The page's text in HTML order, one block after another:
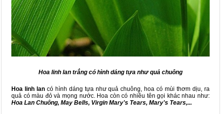
Hoa linh lan trắng có hình dáng tựa như quả chuông
Hoa linh lancó hình dáng tựa như quả chuông, hoa có mùi thơm dịu, ra
quả có màu đỏ và mọng nước. Hoa còn có nhiều tên gọi khác nhau như:
Hoa Lan Chuông, May Bells, Virgin Mary's Tears, Mary's Tears,...